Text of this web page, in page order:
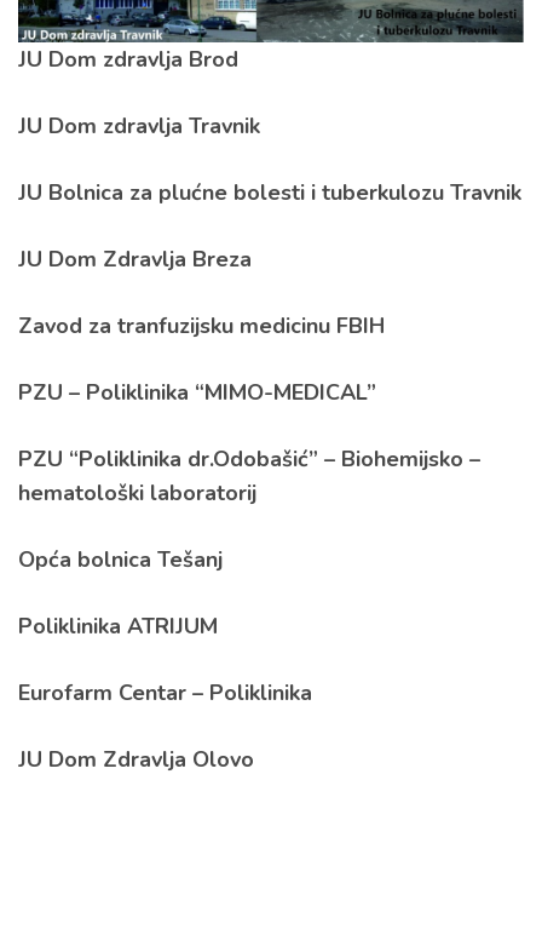
JU Dom zdravlja Brod
JU Dom zdravlja Travnik
JU Bolnica za plućne bolesti i tuberkulozu Travnik
JU Dom Zdravlja Breza
Zavod za tranfuzijsku medicinu FBIH
PZU – Poliklinika “MIMO-MEDICAL”
PZU “Poliklinika dr.Odobašić” – Biohemijsko –
hematološki laboratorij
Opća bolnica Tešanj
Poliklinika ATRIJUM
Eurofarm Centar – Poliklinika
JU Dom Zdravlja Olovo